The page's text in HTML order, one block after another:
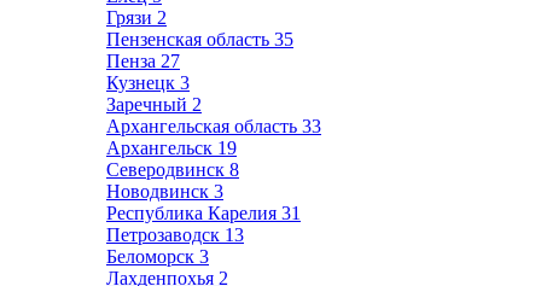
Грязи 2
Пензенская область 35
Пенза 27
Кузнецк 3
Заречный 2
Архангельская область 33
Архангельск 19
Северодвинск 8
Новодвинск 3
Республика Карелия 31
Петрозаводск 13
Беломорск 3
Лахденпохья 2